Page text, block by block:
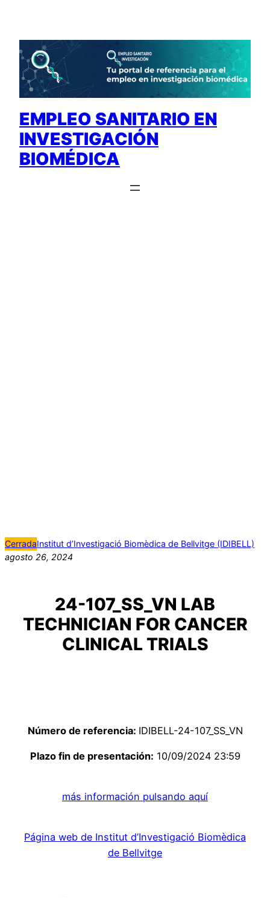
contenido
EMPLEO SANITARIO EN
INVESTIGACIÓN
BIOMÉDICA
CerradaInstitut d’Investigació Biomèdica de Bellvitge (IDIBELL)
agosto 26, 2024
24-107_SS_VN LAB
TECHNICIAN FOR CANCER
CLINICAL TRIALS
Número de referencia: IDIBELL-24-107_SS_VN
Plazo fin de presentación: 10/09/2024 23:59
más información pulsando aquí
Página web de Institut d’Investigació Biomèdica
de Bellvitge